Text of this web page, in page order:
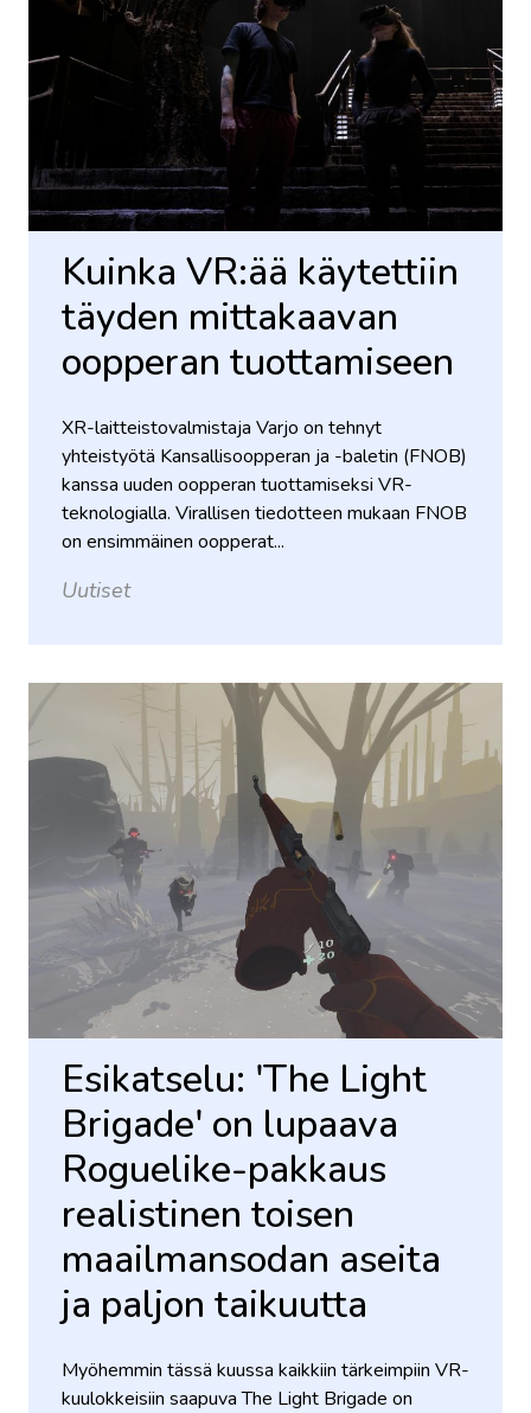
Kuinka VR:ää käytettiin
täyden mittakaavan
oopperan tuottamiseen
XR-laitteistovalmistaja Varjo on tehnyt
yhteistyötä Kansallisoopperan ja -baletin (FNOB)
kanssa uuden oopperan tuottamiseksi VR-
teknologialla. Virallisen tiedotteen mukaan FNOB
on ensimmäinen oopperat...
Uutiset
Esikatselu: 'The Light
Brigade' on lupaava
Roguelike-pakkaus
realistinen toisen
maailmansodan aseita
ja paljon taikuutta
Myöhemmin tässä kuussa kaikkiin tärkeimpiin VR-
kuulokkeisiin saapuva The Light Brigade on